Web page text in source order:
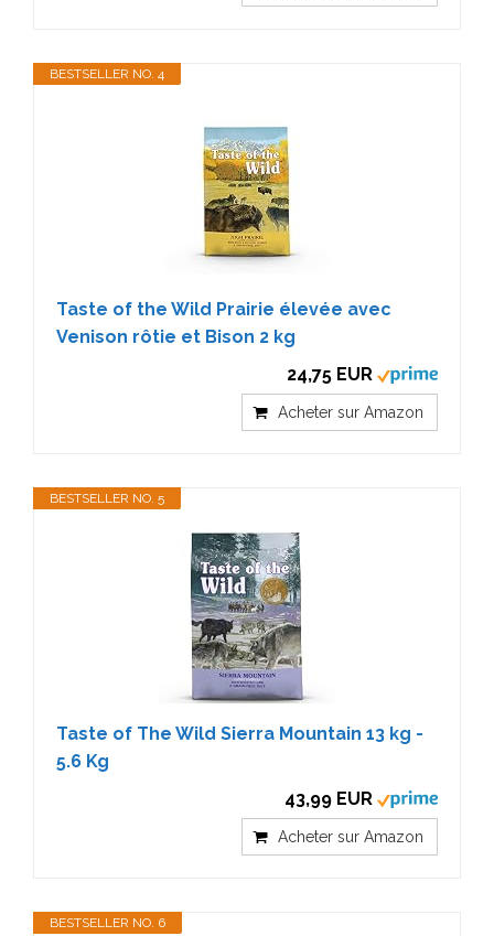
BESTSELLER NO. 4
Taste of the Wild Prairie élevée avec
Venison rôtie et Bison 2 kg
24,75 EUR
Acheter sur Amazon
BESTSELLER NO. 5
Taste of The Wild Sierra Mountain 13 kg -
5.6 Kg
43,99 EUR
Acheter sur Amazon
BESTSELLER NO. 6